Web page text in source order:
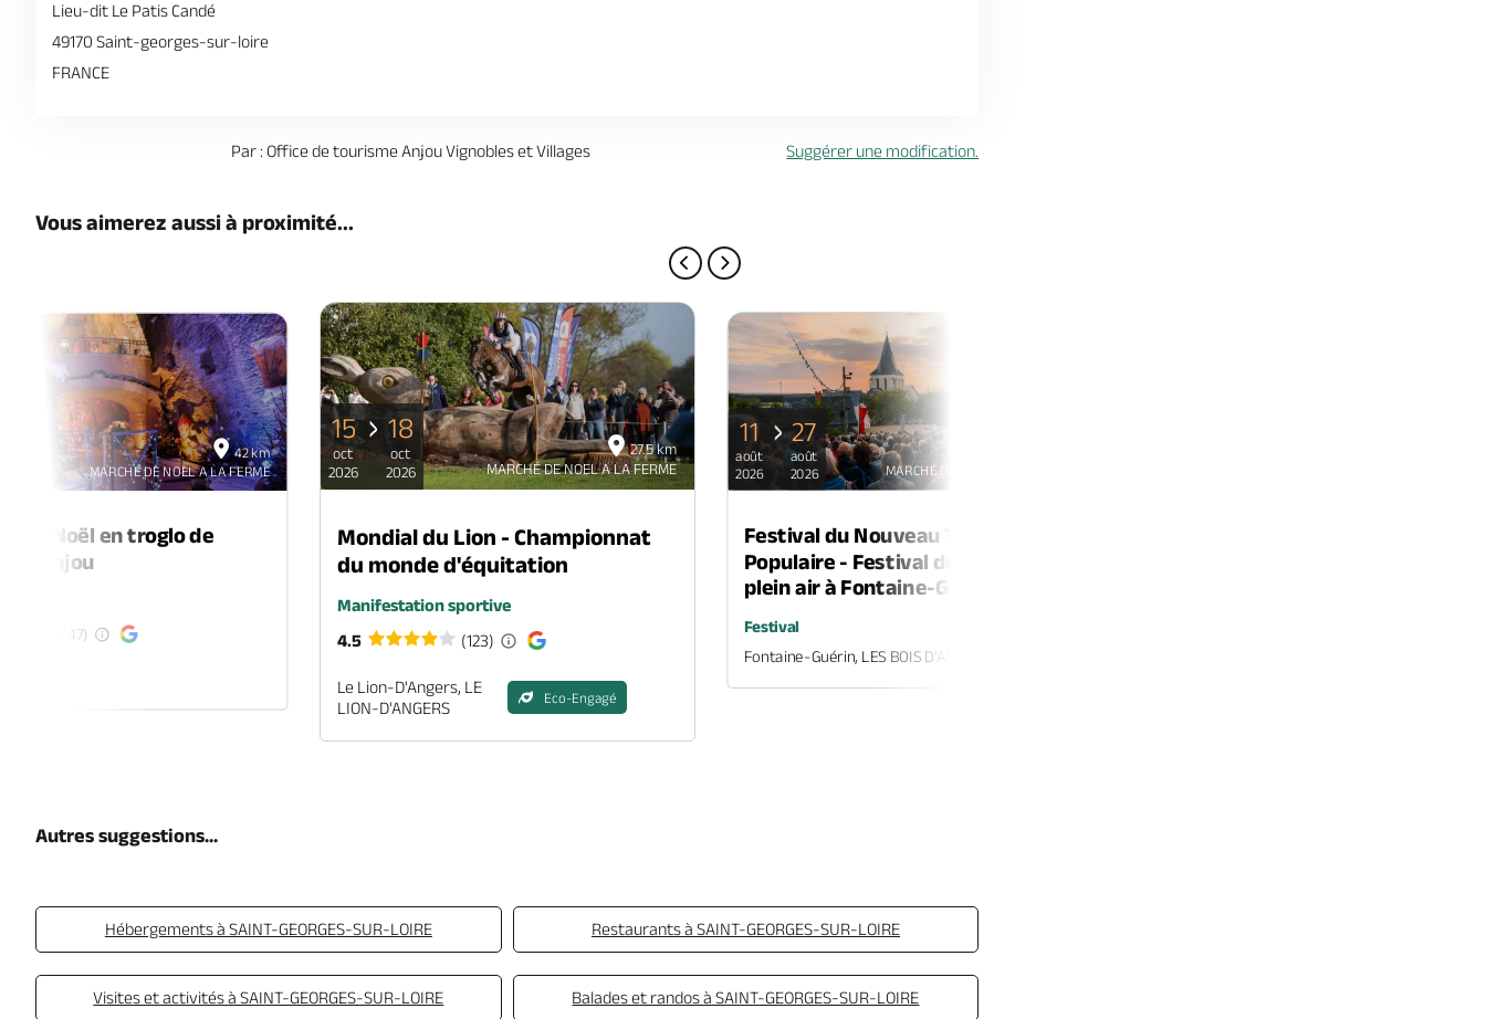
Lieu-dit Le Patis Candé
49170 Saint-georges-sur-loire
FRANCE
Par : Office de tourisme Anjou Vignobles et Villages Suggérer une modification.
Vous aimerez aussi à proximité...
42 km
MARCHÉ DE NOEL A LA FERME
de Noël en troglo de
en-Anjou
(47)
27.5 km
MARCHÉ DE NOEL A LA FERME
15
oct
2026
18
oct
2026
Mondial du Lion - Championnat
du monde d'équitation
Manifestation sportive
4.5
(123)
Le Lion-D'Angers, LE
LION-D'ANGERS
Eco-Engagé
MARCHÉ DE NOEL A LA FERME
11
août
2026
27
août
2026
Festival du Nouveau Théâtre
Populaire - Festival de théâtre en
plein air à Fontaine-Guérin
Festival
Fontaine-Guérin, LES BOIS D'ANJOU
Autres suggestions...
Hébergements à SAINT-GEORGES-SUR-LOIRE Restaurants à SAINT-GEORGES-SUR-LOIRE
Visites et activités à SAINT-GEORGES-SUR-LOIRE Balades et randos à SAINT-GEORGES-SUR-LOIRE